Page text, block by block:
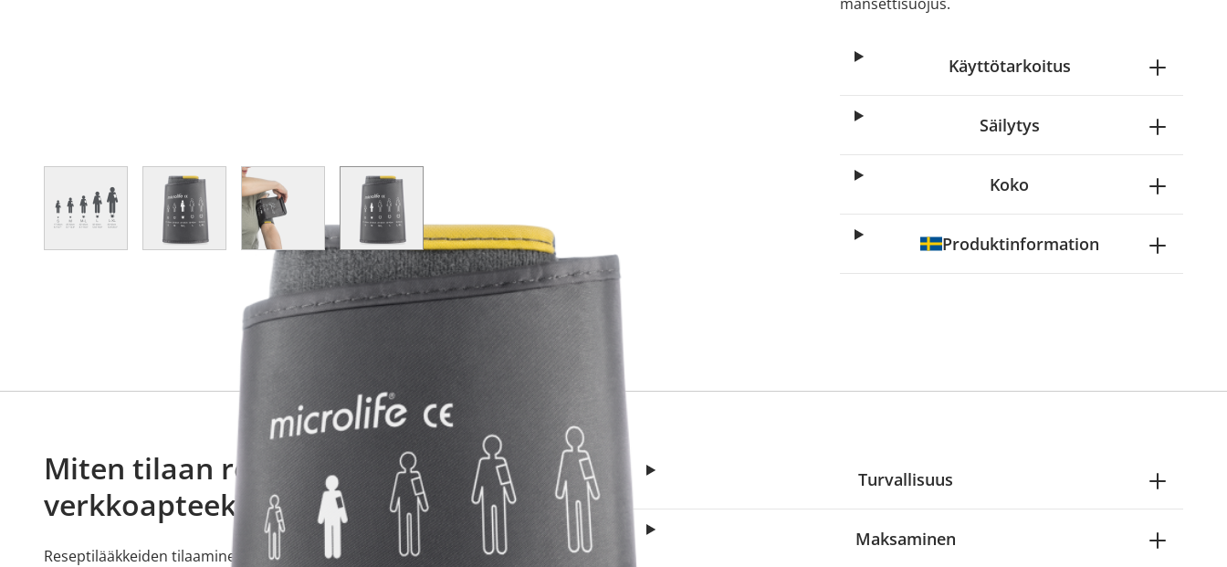
View larger imageView larger imageView larger imageView larger image
Käyttötarkoitus
Säilytys
Koko
Produktinformation
Miten tilaan reseptilääkkeitä
verkkoapteekista?
Reseptilääkkeiden tilaaminen edellyttää voimassa olevaa reseptiä, ja voit
Turvallisuus
Maksaminen